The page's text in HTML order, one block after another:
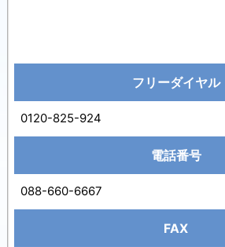
フリーダイヤル
0120-825-924
電話番号
088-660-6667
FAX